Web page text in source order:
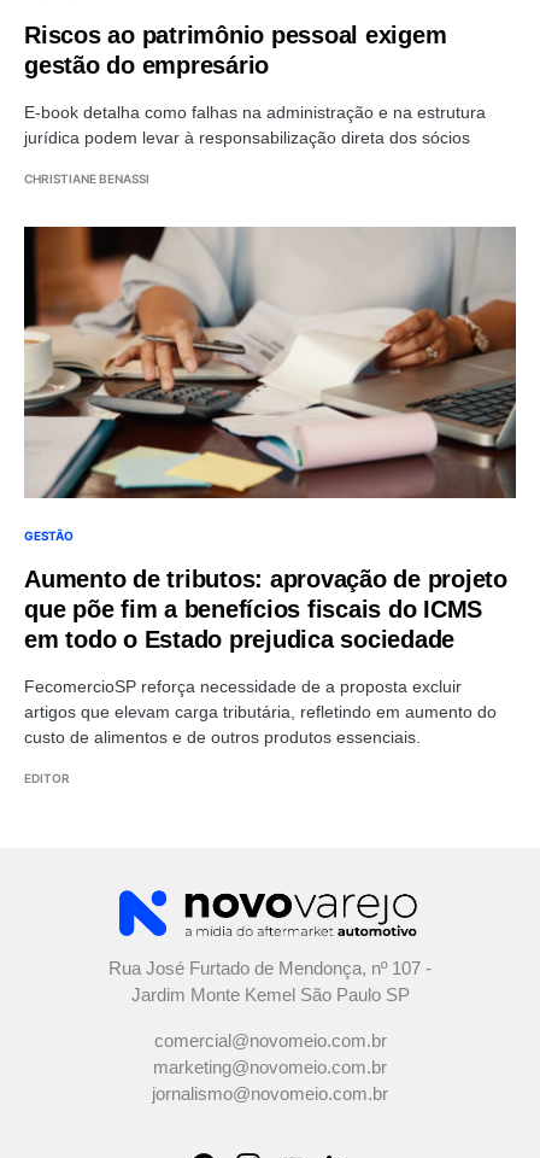
Riscos ao patrimônio pessoal exigem
gestão do empresário
E-book detalha como falhas na administração e na estrutura
jurídica podem levar à responsabilização direta dos sócios
CHRISTIANE BENASSI
GESTÃO
Aumento de tributos: aprovação de projeto
que põe fim a benefícios fiscais do ICMS
em todo o Estado prejudica sociedade
FecomercioSP reforça necessidade de a proposta excluir
artigos que elevam carga tributária, refletindo em aumento do
custo de alimentos e de outros produtos essenciais.
EDITOR
Rua José Furtado de Mendonça, nº 107 -
Jardim Monte Kemel São Paulo SP
comercial@novomeio.com.br
marketing@novomeio.com.br
jornalismo@novomeio.com.br